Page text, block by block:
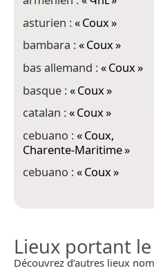
asturien :«Coux»
bambara :«Coux»
bas allemand :«Coux»
basque :«Coux»
catalan :«Coux»
cebuano :«Coux,
Charente-Maritime»
cebuano :«Coux»
Lieux portant
Découvrez d’autres lieux